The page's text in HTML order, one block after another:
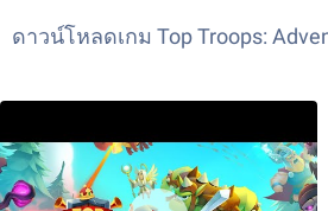
ดาวน์โหลดเกม Top Troops: